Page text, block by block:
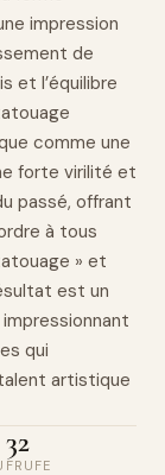
impression
de
et l’équilibre
comme une
forte virilité et
passé, offrant
à tous
» et
est un
qui
artistique
32